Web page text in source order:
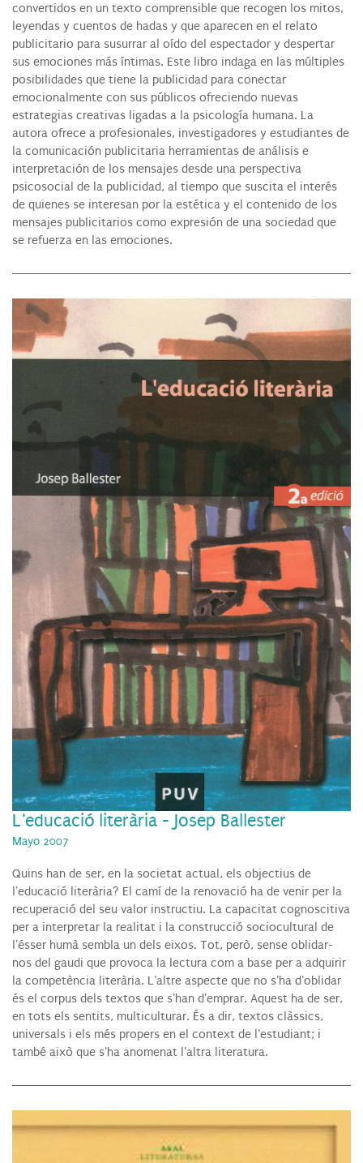
convertidos en un texto comprensible que recogen los mitos,
leyendas y cuentos de hadas y que aparecen en el relato
publicitario para susurrar al oído del espectador y despertar
sus emociones más íntimas. Este libro indaga en las múltiples
posibilidades que tiene la publicidad para conectar
emocionalmente con sus públicos ofreciendo nuevas
estrategias creativas ligadas a la psicología humana. La
autora ofrece a profesionales, investigadores y estudiantes de
la comunicación publicitaria herramientas de análisis e
interpretación de los mensajes desde una perspectiva
psicosocial de la publicidad, al tiempo que suscita el interés
de quienes se interesan por la estética y el contenido de los
mensajes publicitarios como expresión de una sociedad que
se refuerza en las emociones.
L'educació literària - Josep Ballester
Mayo 2007
Quins han de ser, en la societat actual, els objectius de
l'educació literària? El camí de la renovació ha de venir per la
recuperació del seu valor instructiu. La capacitat cognoscitiva
per a interpretar la realitat i la construcció sociocultural de
l'ésser humà sembla un dels eixos. Tot, però, sense oblidar-
nos del gaudi que provoca la lectura com a base per a adquirir
la competència literària. L'altre aspecte que no s'ha d'oblidar
és el corpus dels textos que s'han d'emprar. Aquest ha de ser,
en tots els sentits, multiculturar. És a dir, textos clàssics,
universals i els més propers en el context de l'estudiant; i
també això que s'ha anomenat l'altra literatura.